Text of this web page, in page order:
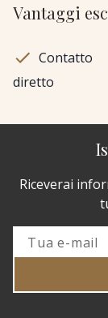
Vantaggi
Contatto
diretto
Riceverai